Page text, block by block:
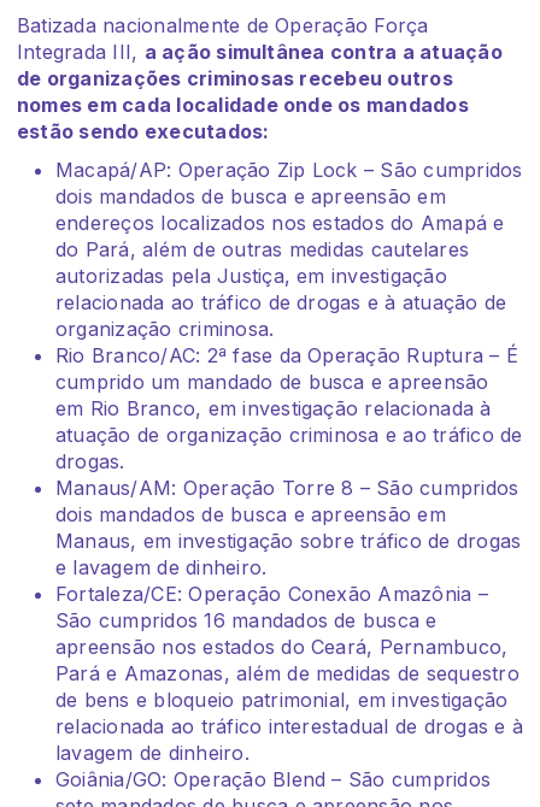
Batizada nacionalmente de Operação Força
Integrada III, a ação simultânea contra a atuação
de organizações criminosas recebeu outros
nomes em cada localidade onde os mandados
estão sendo executados:
Macapá/AP: Operação Zip Lock – São cumpridos
dois mandados de busca e apreensão em
endereços localizados nos estados do Amapá e
do Pará, além de outras medidas cautelares
autorizadas pela Justiça, em investigação
relacionada ao tráfico de drogas e à atuação de
organização criminosa.
Rio Branco/AC: 2ª fase da Operação Ruptura – É
cumprido um mandado de busca e apreensão
em Rio Branco, em investigação relacionada à
atuação de organização criminosa e ao tráfico de
drogas.
Manaus/AM: Operação Torre 8 – São cumpridos
dois mandados de busca e apreensão em
Manaus, em investigação sobre tráfico de drogas
e lavagem de dinheiro.
Fortaleza/CE: Operação Conexão Amazônia –
São cumpridos 16 mandados de busca e
apreensão nos estados do Ceará, Pernambuco,
Pará e Amazonas, além de medidas de sequestro
de bens e bloqueio patrimonial, em investigação
relacionada ao tráfico interestadual de drogas e à
lavagem de dinheiro.
Goiânia/GO: Operação Blend – São cumpridos